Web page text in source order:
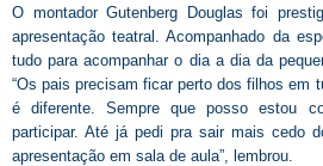
O montador Gutenberg Douglas foi
apresentação teatral. Acompanhado da
tudo para acompanhar o dia a dia da
“Os pais precisam ficar perto dos filhos em
é diferente. Sempre que posso estou
participar. Até já pedi pra sair mais cedo
apresentação em sala de aula”, lembrou.